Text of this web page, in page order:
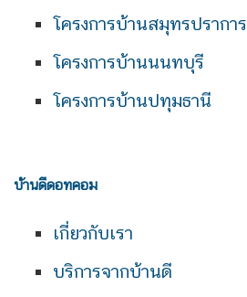
โครงการบ้านสมุทรปราการ
โครงการบ้านนนทบุรี
โครงการบ้านปทุมธานี
บ้านดีดอทคอม
เกี่ยวกับเรา
บริการจากบ้านดี